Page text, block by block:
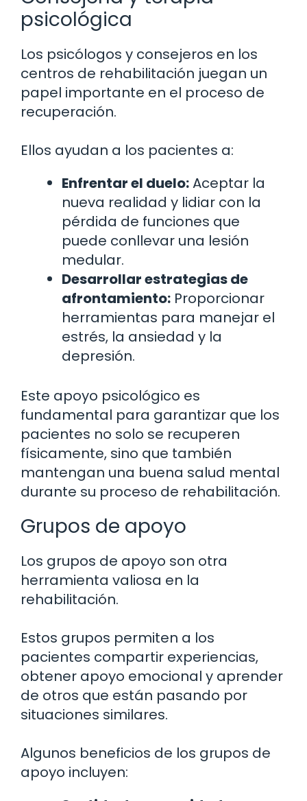
psicológica
Los psicólogos y consejeros en los
centros de rehabilitación juegan un
papel importante en el proceso de
recuperación.
Ellos ayudan a los pacientes a:
Enfrentar el duelo:Aceptar la
nueva realidad y lidiar con la
pérdida de funciones que
puede conllevar una lesión
medular.
Desarrollar estrategias de
afrontamiento: Proporcionar
herramientas para manejar el
estrés, la ansiedad y la
depresión.
Este apoyo psicológico es
fundamental para garantizar que los
pacientes no solo se recuperen
físicamente, sino que también
mantengan una buena salud mental
durante su proceso de rehabilitación.
Grupos de apoyo
Los grupos de apoyo son otra
herramienta valiosa en la
rehabilitación.
Estos grupos permiten a los
pacientes compartir experiencias,
obtener apoyo emocional y aprender
de otros que están pasando por
situaciones similares.
Algunos beneficios de los grupos de
apoyo incluyen: